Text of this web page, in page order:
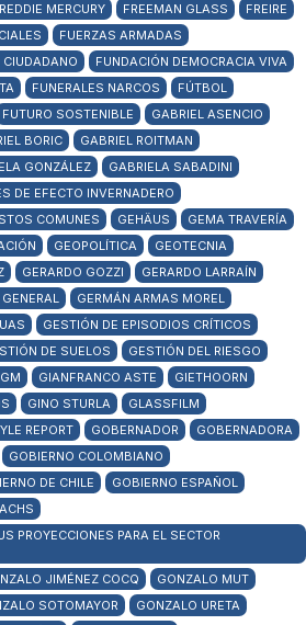
MERCURY FREEMAN GLASS
FREIRE
FUERZAS ARMADAS
CIUDADANO
FUNDACIÓN DEMOCRACIA VIVA
FUNERALES NARCOS
FÚTBOL
FUTURO SOSTENIBLE
GABRIEL ASENCIO
BORIC
GABRIEL ROITMAN
GONZÁLEZ
GABRIELA SABADINI
DE EFECTO INVERNADERO
COMUNES GEHÄUS
GEMA TRAVERÍA
GEOPOLÍTICA
GEOTECNIA
GERARDO GOZZI
GERARDO LARRAÍN
GERMÁN ARMAS MOREL
GESTIÓN DE EPISODIOS CRÍTICOS
DE SUELOS
GESTIÓN DEL RIESGO
GIANFRANCO ASTE
GIETHOORN
GINO STURLA
GLASSFILM
REPORT
GOBERNADOR
GOBERNADORA
GOBIERNO COLOMBIANO
DE CHILE
GOBIERNO ESPAÑOL
PROYECCIONES PARA EL SECTOR
JIMÉNEZ COCQ
GONZALO MUT
SOTOMAYOR
GONZALO URETA